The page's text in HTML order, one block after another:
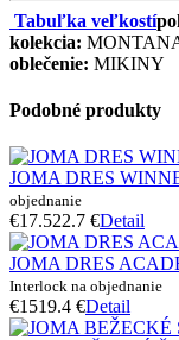
Tabuľka veľkostí
kolekcia:
oblečenie: MIKINY
Podobné produkty
JOMA DRES
objednanie
€17.522.7 €Detail
JOMA DRES
Interlock na objednanie
€1519.4 €Detail